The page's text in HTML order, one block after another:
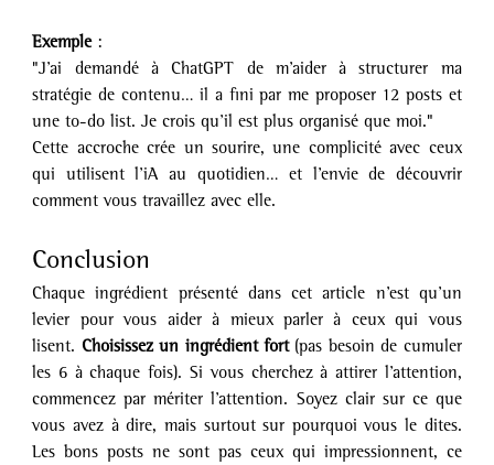
Exemple :
"J’ai demandé à ChatGPT de m’aider à structurer ma
stratégie de contenu… il a fini par me proposer 12 posts et
une to-do list. Je crois qu’il est plus organisé que moi."
Cette accroche crée un sourire, une complicité avec ceux
qui utilisent l’iA au quotidien… et l’envie de découvrir
comment vous travaillez avec elle.
Conclusion
Chaque ingrédient présenté dans cet article n’est qu’un
levier pour vous aider à mieux parler à ceux qui vous
lisent. Choisissez un ingrédient fort (pas besoin de cumuler
les 6 à chaque fois). Si vous cherchez à attirer l’attention,
commencez par mériter l’attention. Soyez clair sur ce que
vous avez à dire, mais surtout sur pourquoi vous le dites.
Les bons posts ne sont pas ceux qui impressionnent, ce